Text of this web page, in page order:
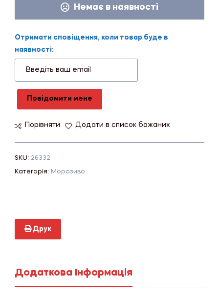
Немає в наявності
Отримати сповіщення, коли товар буде в
наявності:
Повідомити мене
Порівняти Додати в список бажаних
SKU: 26332
Категорія: Морозиво
Друк
Додаткова Інформація